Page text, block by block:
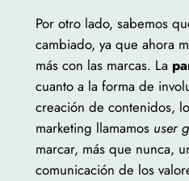
Por otro lado, sabemos
cambiado, ya que ahora
más con las marcas. La
cuanto a la forma de
creación de contenidos,
marketing llamamos user
marcar, más que nunca,
comunicación de los